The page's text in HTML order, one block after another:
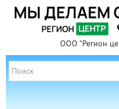
ООО "Регион